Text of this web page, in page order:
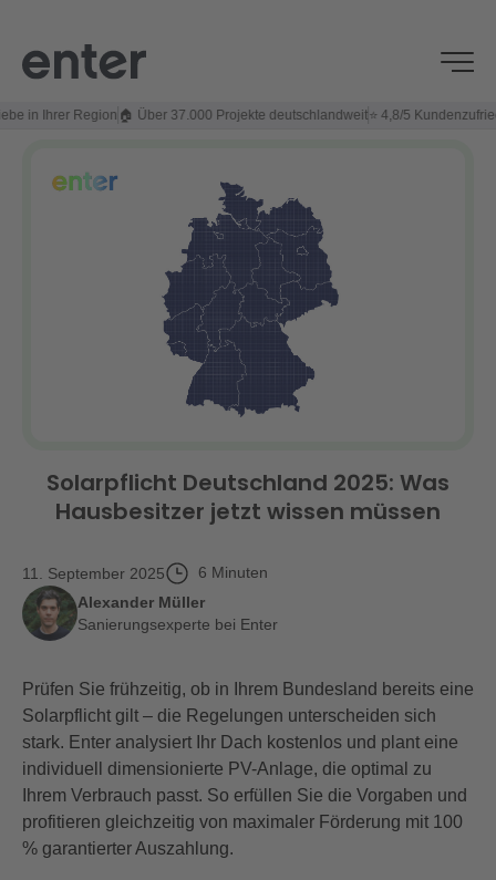
Region 🏠 Über 37.000 Projekte deutschlandweit⭐ 4,8/5
Solarpflicht Deutschland 2025: Was
Hausbesitzer jetzt wissen müssen
11. September 2025 6 Minuten
Alexander Müller
Sanierungsexperte bei Enter
Prüfen Sie frühzeitig, ob in Ihrem Bundesland bereits eine
Solarpflicht gilt – die Regelungen unterscheiden sich
stark. Enter analysiert Ihr Dach kostenlos und plant eine
individuell dimensionierte PV-Anlage, die optimal zu
Ihrem Verbrauch passt. So erfüllen Sie die Vorgaben und
profitieren gleichzeitig von maximaler Förderung mit 100
% garantierter Auszahlung.